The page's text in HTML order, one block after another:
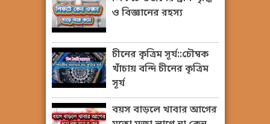
ও বিজ্ঞানের রহস্য
চীনের কৃত্রিম সূর্য::চৌম্বক
খাঁচায় বন্দি চীনের কৃত্রিম
সূর্য
বয়স বাড়লে খাবার আগের